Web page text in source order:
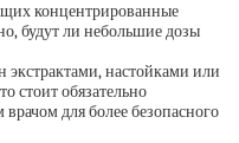
концентрированные
будут ли небольшие дозы
настойками или
стоит обязательно
для более безопасного